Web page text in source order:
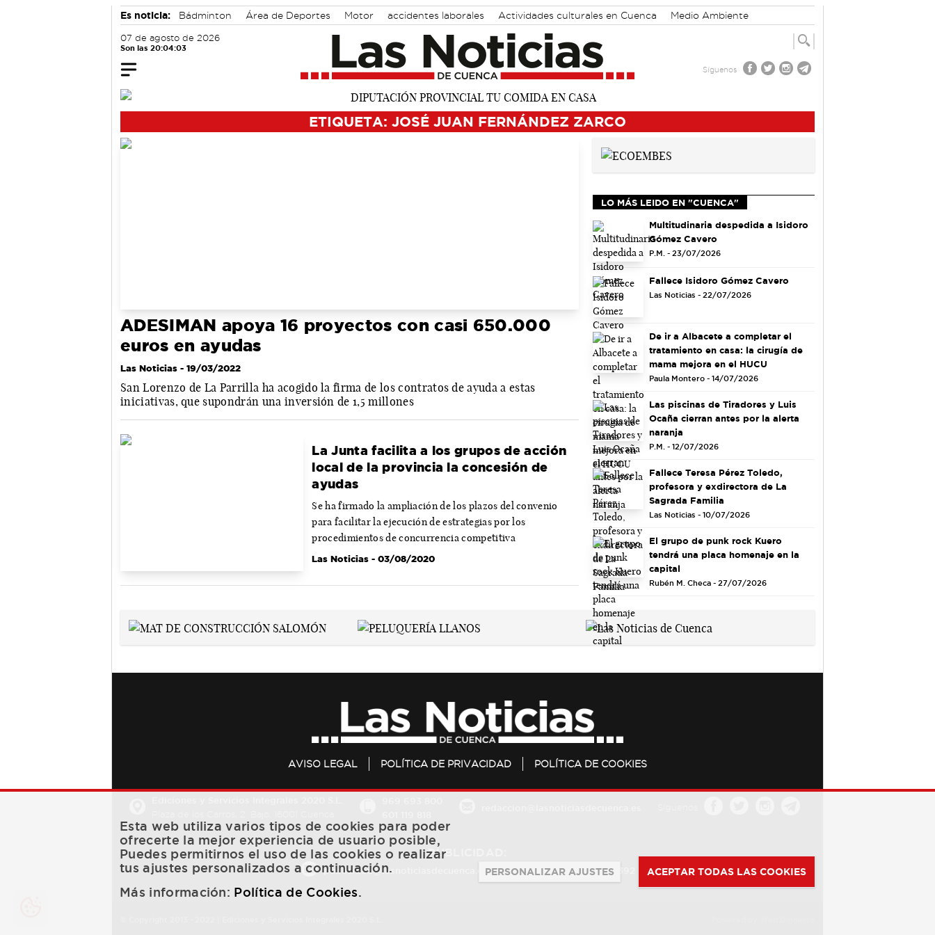
Es noticia: Bádminton Área de Deportes Motor accidentes laborales Actividades culturales en Cuenca
Medio Ambiente
07 de agosto de 2026
Son las 20:04:03
Síguenos
ETIQUETA: JOSÉ JUAN FERNÁNDEZ ZARCO
ADESIMAN apoya 16 proyectos con casi 650.000
euros en ayudas
Las Noticias - 19/03/2022
San Lorenzo de La Parrilla ha acogido la firma de los contratos de ayuda a estas
iniciativas, que supondrán una inversión de 1,5 millones
La Junta facilita a los grupos de acción
local de la provincia la concesión de
ayudas
Se ha firmado la ampliación de los plazos del convenio
para facilitar la ejecución de estrategias por los
procedimientos de concurrencia competitiva
Las Noticias - 03/08/2020
LO MÁS LEIDO EN "CUENCA"
Multitudinaria despedida a Isidoro
Gómez Cavero
P.M. - 23/07/2026
Fallece Isidoro Gómez Cavero
Las Noticias - 22/07/2026
De ir a Albacete a completar el
tratamiento en casa: la cirugía de
mama mejora en el HUCU
Paula Montero - 14/07/2026
Las piscinas de Tiradores y Luis
Ocaña cierran antes por la alerta
naranja
P.M. - 12/07/2026
Fallece Teresa Pérez Toledo,
profesora y exdirectora de La
Sagrada Familia
Las Noticias - 10/07/2026
El grupo de punk rock Kuero
tendrá una placa homenaje en la
capital
Rubén M. Checa - 27/07/2026
AVISO LEGAL POLÍTICA DE PRIVACIDAD POLÍTICA DE COOKIES
PUBLICIDAD:
publicidad@lasnoticiasdecuenca.es 684 126 573 / 670 726 392
Esta web utiliza varios tipos de cookies para poder
ofrecerte la mejor experiencia de usuario posible,
Puedes permitirnos el uso de las cookies o realizar
tus ajustes personalizados a continuación.
Más información: Política de Cookies.
PERSONALIZAR AJUSTES ACEPTAR TODAS LAS COOKIES